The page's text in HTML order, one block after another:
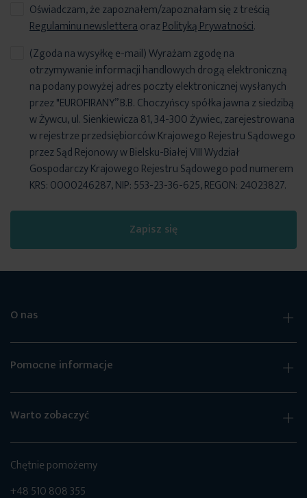
Oświadczam, że zapoznałem/zapoznałam się z treścią
Regulaminu newsletteraorazPolityką Prywatności.
Zapisz się
(Zgoda na wysyłkę e-mail) Wyrażam zgodę na
otrzymywanie informacji handlowych drogą elektroniczną
na podany powyżej adres poczty elektronicznej wysłanych
przez "EUROFIRANY” B.B. Choczyńscy spółka jawna z siedzibą
w Żywcu, ul. Sienkiewicza 81, 34-300 Żywiec, zarejestrowana
w rejestrze przedsiębiorców Krajowego Rejestru Sądowego
przez Sąd Rejonowy w Bielsku-Białej VIII Wydział
Gospodarczy Krajowego Rejestru Sądowego pod numerem
KRS: 0000246287, NIP: 553-23-36-625, REGON: 24023827.
O nas
Pomocne informacje
Warto zobaczyć
Chętnie pomożemy
+48 510 808 355